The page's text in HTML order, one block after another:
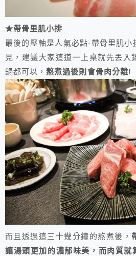
★帶骨里肌小排
最後的壓軸是人氣必點-帶骨里肌小
見，建議大家這道一上桌就先丟入
鍋都可以，熬煮過後則會骨肉分離!
而且透過這三十幾分鐘的熬煮後，
讓湯頭更加的濃郁味美，而肉質就